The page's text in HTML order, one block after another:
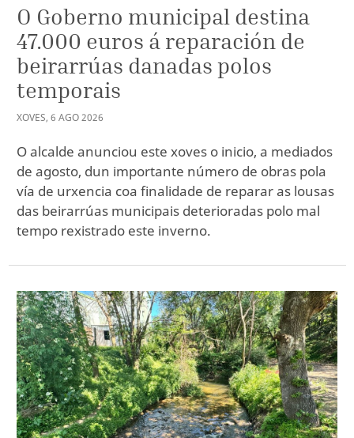
O Goberno municipal destina
47.000 euros á reparación de
beirarrúas danadas polos
temporais
XOVES, 6 AGO2026
O alcalde anunciou este xoves o inicio, a mediados
de agosto, dun importante número de obras pola
vía de urxencia coa finalidade de reparar as lousas
das beirarrúas municipais deterioradas polo mal
tempo rexistrado este inverno.